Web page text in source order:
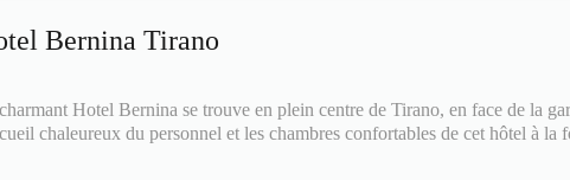
Bernina Tirano
Hotel Bernina se trouve en plein centre de Tirano, en face de la
chaleureux du personnel et les chambres confortables de cet hôtel à la